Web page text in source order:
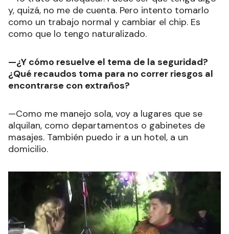
y, quizá, no me de cuenta. Pero intento tomarlo
como un trabajo normal y cambiar el chip. Es
como que lo tengo naturalizado.
—¿Y cómo resuelve el tema de la seguridad?
¿Qué recaudos toma para no correr riesgos al
encontrarse con extraños?
—Como me manejo sola, voy a lugares que se
alquilan, como departamentos o gabinetes de
masajes. También puedo ir a un hotel, a un
domicilio.